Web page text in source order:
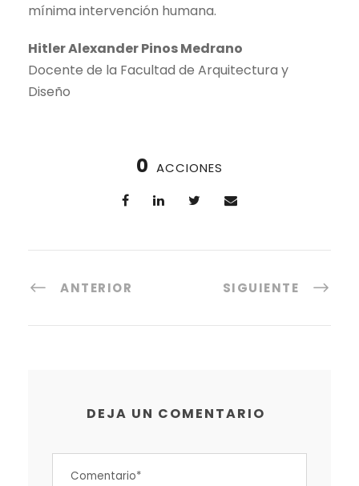
mínima intervención humana.
Hitler Alexander Pinos Medrano
Docente de la Facultad de Arquitectura y
Diseño
0 ACCIONES
ANTERIOR SIGUIENTE
DEJA UN COMENTARIO